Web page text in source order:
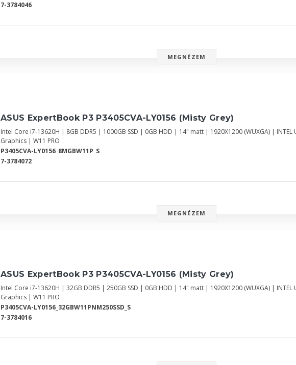
7-3784046
MEGNÉZEM
ASUS ExpertBook P3 P3405CVA-LY0156 (Misty Grey)
Intel Core i7-13620H | 8GB DDR5 | 1000GB SSD | 0GB HDD | 14" matt | 1920X1200 (WUXGA) | INTEL
Graphics | W11 PRO
P3405CVA-LY0156_8MGBW11P_S
7-3784072
MEGNÉZEM
ASUS ExpertBook P3 P3405CVA-LY0156 (Misty Grey)
Intel Core i7-13620H | 32GB DDR5 | 250GB SSD | 0GB HDD | 14" matt | 1920X1200 (WUXGA) | INTEL
Graphics | W11 PRO
P3405CVA-LY0156_32GBW11PNM250SSD_S
7-3784016